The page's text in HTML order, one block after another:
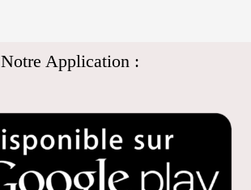
Notre Application :